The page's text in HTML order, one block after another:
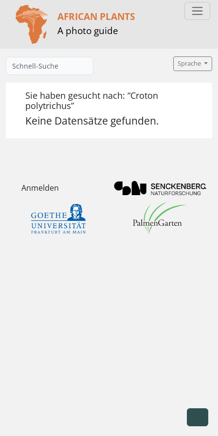
AFRICAN PLANTS
A photo guide
Sprache
Sie haben gesucht nach: “Croton
polytrichus”
Keine Datensätze gefunden.
Anmelden